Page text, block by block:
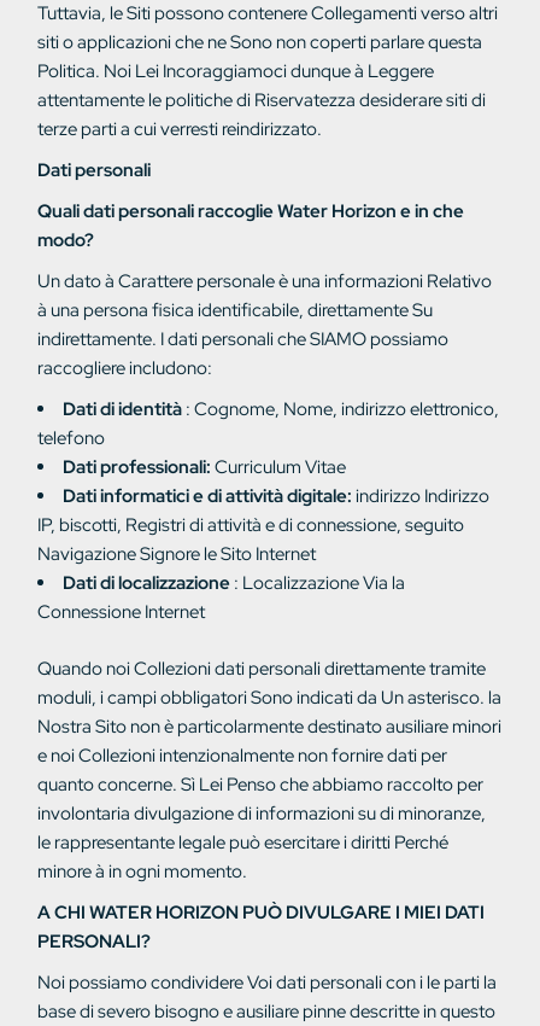
Tuttavia, leSiti possonocontenereCollegamentiversoaltri
siti o applicazioni che neSono non coperti parlarequesta
Politica. Noi Lei Incoraggiamoci dunqueà Leggere
attentamente le politiche di Riservatezzadesideraresiti di
terze parti a cui verresti reindirizzato.
Dati personali
Quali dati personali raccoglie Water Horizon e in che
modo?
Un datoàCarattere personaleè unainformazioni Relativo
à una persona fisica identificabile, direttamenteSu
indirettamente. I dati personali cheSIAMO possiamo
raccogliere includono:
Dati di identità :Cognome, Nome,indirizzo elettronico,
telefono
Dati professionali: Curriculum Vitae
Dati informatici e di attività digitale:indirizzo Indirizzo
IP, biscotti, Registri di attivitàe di connessione, seguito
NavigazioneSignore leSito Internet
Dati di localizzazione : LocalizzazioneVia la
Connessione Internet
Quando noiCollezionidati personalidirettamente tramite
moduli,i campiobbligatoriSonoindicati da Un asterisco. la
NostraSito non è particolarmente destinatoausiliare minori
e noiCollezioniintenzionalmente non fornire dati per
quanto concerne.Sì Lei Penso cheabbiamo raccolto per
involontaria divulgazione di informazionisu di minoranze,
le rappresentante legale può esercitarei diritti Perché
minoreàin ogni momento.
A CHI WATER HORIZON PUÒ DIVULGARE I MIEI DATI
PERSONALI?
Noi possiamocondividereVoidati personaliconi le parti la
base disevero bisogno eausiliare pinne descrittein questo